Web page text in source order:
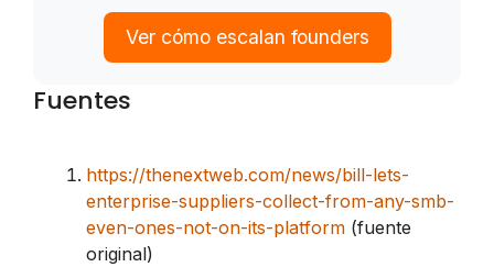
Ver cómo escalan founders
Fuentes
https://thenextweb.com/news/bill-lets-
enterprise-suppliers-collect-from-any-smb-
even-ones-not-on-its-platform (fuente
original)